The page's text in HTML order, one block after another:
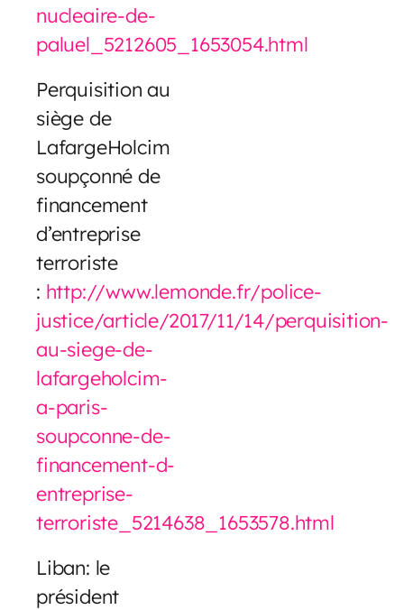
nucleaire-de-
paluel_5212605_1653054.html
Perquisition au
siège de
LafargeHolcim
soupçonné de
financement
d’entreprise
terroriste
: http://www.lemonde.fr/police-
justice/article/2017/11/14/perquisition-
au-siege-de-
lafargeholcim-
a-paris-
soupconne-de-
financement-d-
entreprise-
terroriste_5214638_1653578.html
Liban: le
président